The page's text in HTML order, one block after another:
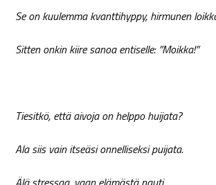
Se on kuulemma kvanttihyppy, hirmunen
Sitten onkin kiire sanoa entiselle: ”Moikka!”
Tiesitkö, että aivoja on helppo huijata?
Ala siis vain itseäsi onnelliseksi puijata.